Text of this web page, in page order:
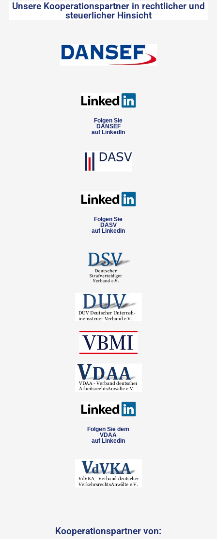
Unsere Kooperationspartner in rechtlicher und
steuerlicher Hinsicht
Folgen Sie
DANSEF
auf LinkedIn
Folgen Sie
DASV
auf LinkedIn
Folgen Sie dem
VDAA
auf LinkedIn
Kooperationspartner von: